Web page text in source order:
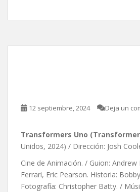
12 septiembre, 2024 Deja un
Transformers Uno
Unidos, 2024) / Dirección: Josh
Cine de Animación. / Guion: Andrew
Ferrari, Eric Pearson. Historia:
Fotografía: Christopher Batty. /